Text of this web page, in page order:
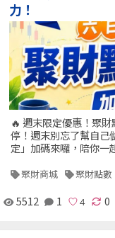
力！
🔥 週末限定優惠！聚
停！週末別忘了幫自己
定」加碼來囉，陪你一
聚財商城 聚財點數
5512 1 0